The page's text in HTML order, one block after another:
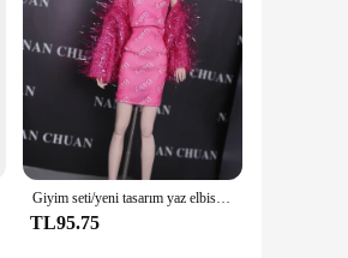
Giyim seti/yeni tasarım yaz elbise kıyafet suit/bebek aksesuarları için 30cm xinyi Fr ST blythe barbie bebek giysi
TL95.75